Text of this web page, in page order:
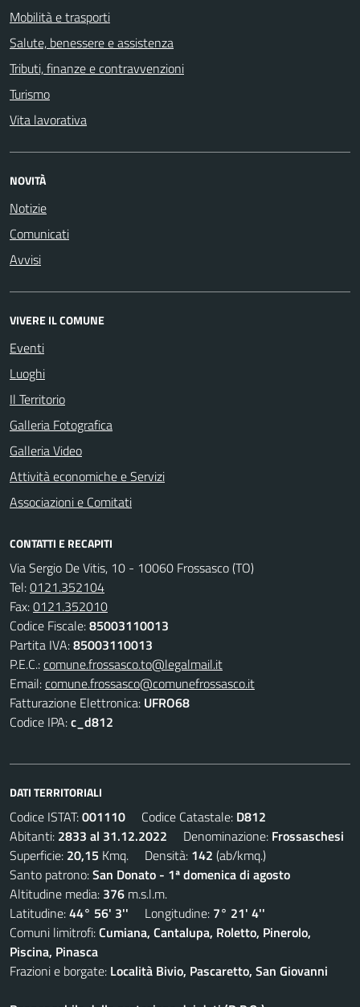
Mobilità e trasporti
Salute, benessere e assistenza
Tributi, finanze e contravvenzioni
Turismo
Vita lavorativa
NOVITÀ
Notizie
Comunicati
Avvisi
VIVERE IL COMUNE
Eventi
Luoghi
Il Territorio
Galleria Fotografica
Galleria Video
Attività economiche e Servizi
Associazioni e Comitati
CONTATTI E RECAPITI
Via Sergio De Vitis, 10 - 10060 Frossasco (TO)
Tel:0121.352104
Fax:0121.352010
Codice Fiscale:85003110013
Partita IVA:85003110013
P.E.C.:comune.frossasco.to@legalmail.it
Email:comune.frossasco@comunefrossasco.it
Fatturazione Elettronica: UFRO68
Codice IPA:c_d812
DATI TERRITORIALI
Codice ISTAT:001110 Codice Catastale: D812
Abitanti: 2833 al 31.12.2022 Denominazione: Frossaschesi
Superficie: 20,15 Kmq. Densità: 142 (ab/kmq.)
Santo patrono:San Donato - 1ª domenica di agosto
Altitudine media: 376 m.s.l.m.
Latitudine:44° 56' 3'' Longitudine: 7° 21' 4''
Comuni limitrofi:Cumiana, Cantalupa, Roletto, Pinerolo,
Piscina, Pinasca
Frazioni e borgate: Località Bivio, Pascaretto, San Giovanni